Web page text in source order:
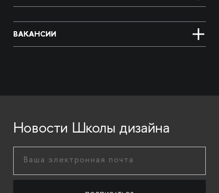
ВАКАНСИИ
Новости Школы дизайна